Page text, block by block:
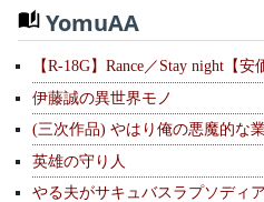
YomuAA
【R-18G】Rance／Stay night【安
伊藤誠の異世界モノ
(三次作品) やはり俺の悪魔的な
英雄の守り人
やる夫がサキュバスラプソディ